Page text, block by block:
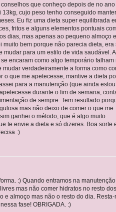
que conheço depois de no ano
cujo peso tenho conseguido
Eu fiz uma dieta super equilibrada
fritos e alguns elementos pontuais
dias, mas apenas ao pequeno almoço e
bem porque não parecia dieta, era
para um estilo de vida saudável.
encaram como algo temporário falham
verdadeiramente a forma como
o que me apetecesse, mantive a dieta
para a manutenção (que ainda
durante o fim de semana,
de sempre. Tem resultado
mas não deixo de comer o que me
ganhei o método, que é algo muito
te envie a dieta e só dizeres. Boa sorte
:)
:) Quando entramos na manutenção,
mas não comer hidratos no resto
e almoço mas não o resto do dia. Resta-
fase! OBRIGADA. :)